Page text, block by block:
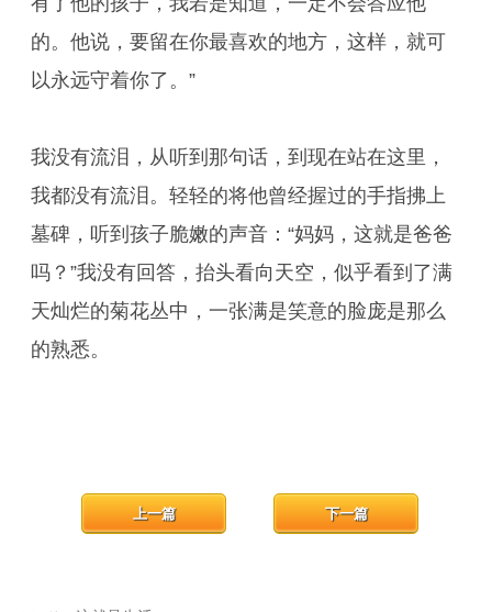
的。他说，要留在你最喜欢的地方，这样，就可
以永远守着你了。”
我没有流泪，从听到那句话，到现在站在这里，
我都没有流泪。轻轻的将他曾经握过的手指拂上
墓碑，听到孩子脆嫩的声音：“妈妈，这就是爸爸
吗？”我没有回答，抬头看向天空，似乎看到了满
天灿烂的菊花丛中，一张满是笑意的脸庞是那么
的熟悉。
下一篇
上一篇